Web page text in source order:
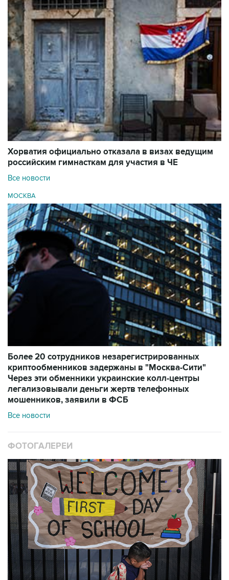
Хорватия официально отказала в визах ведущим
российским гимнасткам для участия в ЧЕ
Все новости
МОСКВА
Более 20 сотрудников незарегистрированных
криптообменников задержаны в "Москва-Сити"
Через эти обменники украинские колл-центры
легализовывали деньги жертв телефонных
мошенников, заявили в ФСБ
Все новости
ФОТОГАЛЕРЕИ